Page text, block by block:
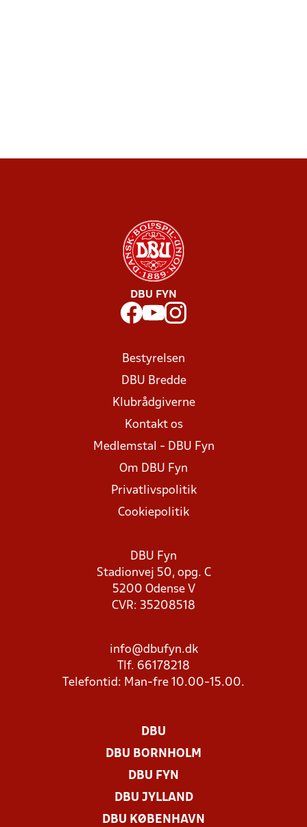
DBU FYN
Bestyrelsen
DBU Bredde
Klubrådgiverne
Kontakt os
Medlemstal - DBU Fyn
Om DBU Fyn
Privatlivspolitik
Cookiepolitik
DBU Fyn
Stadionvej 50, opg. C
5200 Odense V
CVR: 35208518
info@dbufyn.dk
Tlf. 66178218
Telefontid: Man-fre 10.00-15.00.
DBU
DBU BORNHOLM
DBU FYN
DBU JYLLAND
DBU KØBENHAVN